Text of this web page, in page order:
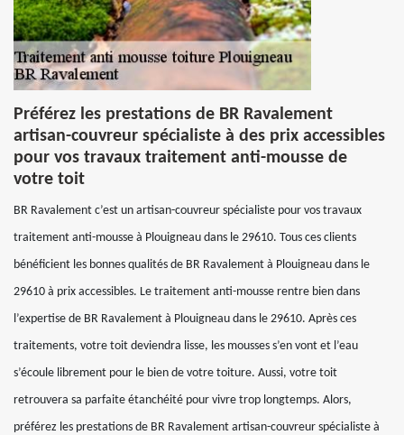
Préférez les prestations de BR Ravalement
artisan-couvreur spécialiste à des prix accessibles
pour vos travaux traitement anti-mousse de
votre toit
BR Ravalement c’est un artisan-couvreur spécialiste pour vos travaux
traitement anti-mousse à Plouigneau dans le 29610. Tous ces clients
bénéficient les bonnes qualités de BR Ravalement à Plouigneau dans le
29610 à prix accessibles. Le traitement anti-mousse rentre bien dans
l’expertise de BR Ravalement à Plouigneau dans le 29610. Après ces
traitements, votre toit deviendra lisse, les mousses s’en vont et l’eau
s’écoule librement pour le bien de votre toiture. Aussi, votre toit
retrouvera sa parfaite étanchéité pour vivre trop longtemps. Alors,
préférez les prestations de BR Ravalement artisan-couvreur spécialiste à